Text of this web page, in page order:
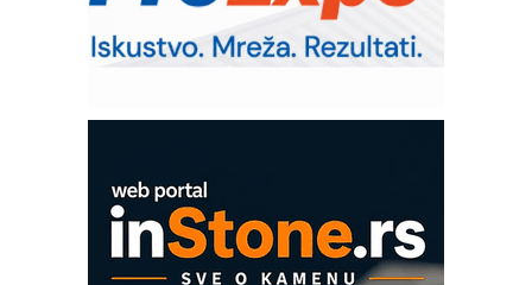
IB BLUMENAUER - više od 40 godina
poverenja u industriji
OBO sistemi mrežastih nosača kablova
Proizvodnja iC7 Hybrid 1500 VDC
mrežnog pretvarača sa tečnim
hlađenjem